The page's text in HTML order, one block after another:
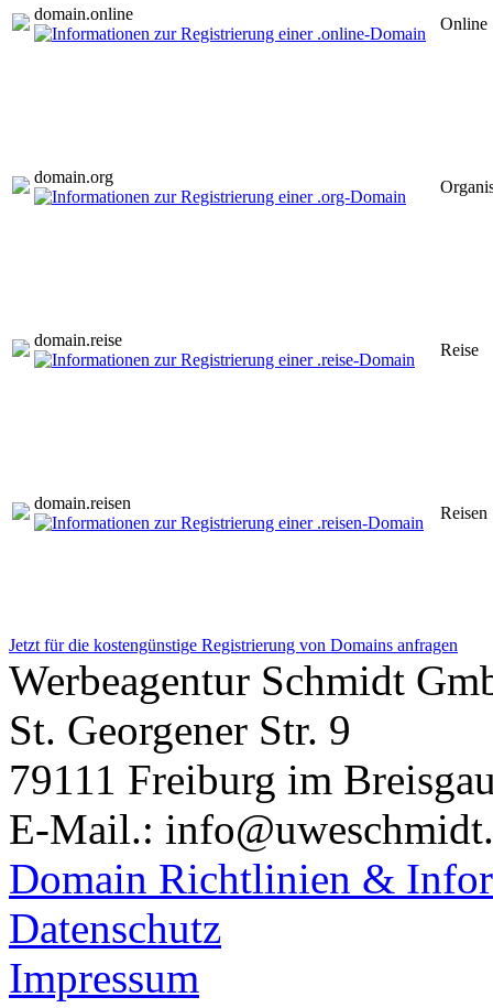
domain.online
Online
domain.org
domain.reise
Reise
domain.reisen
Reisen
Jetzt für die kostengünstige Registrierung von Domains anfragen
Werbeagentur Schmidt
St. Georgener Str. 9
79111 Freiburg im
E-Mail.:
Domain Richtlinien &
Datenschutz
Impressum